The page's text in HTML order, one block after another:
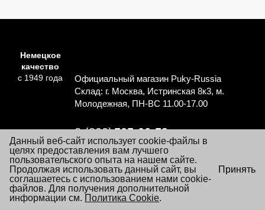
Немецкое
качество
с 1949 года
Официальный магазин Puky-Russia
Склад: г. Москва, Истринская 8к3, м.
Молодежная, ПН-ВС 11.00-17.00
8 (800)505-06-59
Перезвоните мне
Согласие на обработку персональных данных
Политика обработки персональных данных
Условия заказа и покупки товаров
×
Посещая настоящий сайт Вы даете согласие на обработку
файлов «cookie», пользовательских данных …
Данный веб-сайт использует cookie-файлы в
целях предоставления вам лучшего
пользовательского опыта на нашем сайте.
Продолжая использовать данный сайт, вы
соглашаетесь с использованием нами cookie-
файлов. Для получения дополнительной
информации см. Политика Cookie.
Принять